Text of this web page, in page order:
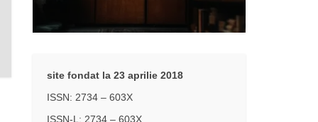
site fondat la 23 aprilie 2018
ISSN: 2734 – 603X
ISSN-L: 2734 – 603X